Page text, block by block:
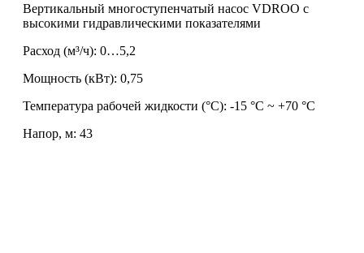
Вертикальный многоступенчатый насос VDROO с
высокими гидравлическими показателями
Расход (м³/ч): 0…5,2
Мощность (кВт): 0,75
Температура рабочей жидкости (°C): -15 °С ~ +70 °С
Напор, м: 43